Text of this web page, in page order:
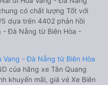
có chất lượng Tốt với
dựa trên 4402 phản hồi
- Đà Nẵng từ Biên Hòa -
Vang - Đà Nẵng từ Biên Hòa
của hãng xe Tân Quang
khuyến mãi, giá vé Xe Biên